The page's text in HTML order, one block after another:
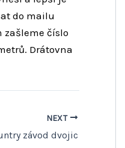
do mailu
zašleme číslo
Drátovna
NEXT
závod dvojic